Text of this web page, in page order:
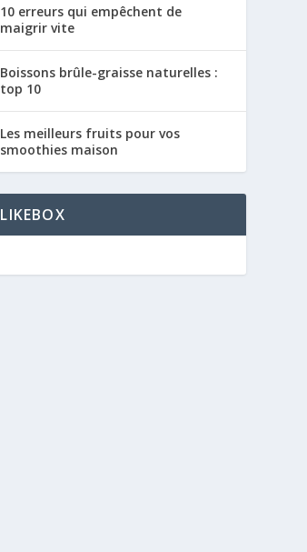
10 erreurs qui empêchent de
maigrir vite
Boissons brûle-graisse naturelles :
top 10
Les meilleurs fruits pour vos
smoothies maison
LIKEBOX